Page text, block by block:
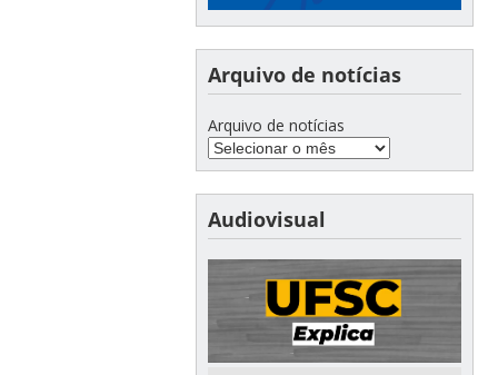
Arquivo de notícias
Arquivo de notícias
Audiovisual